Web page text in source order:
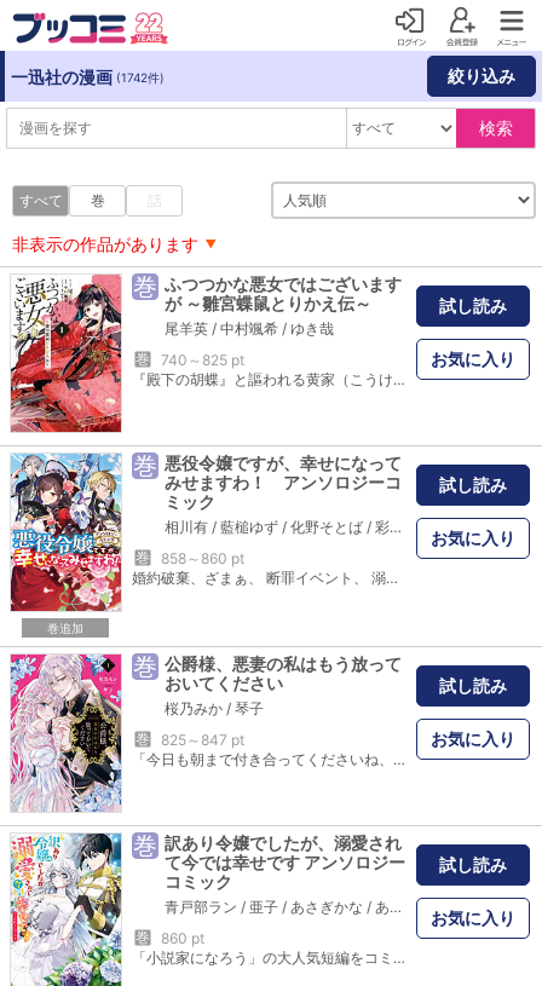
一迅社の漫画 (1742件) 絞り込み
検索
すべて 巻 話
非表示の作品があります
巻 ふつつかな悪女ではございます
が ～雛宮蝶鼠とりかえ伝～
尾羊英 / 中村颯希 / ゆき哉
巻
740～825 pt
『殿下の胡蝶』と謳われる黄家（こうけ）の雛女（ひめ）・玲琳（れいりん）は、宮中一の嫌われ者である朱家（しゅけ）の雛女（ひめ）・慧月（けいげつ）の手にかかり、互いの身体を入れ替えられてしまった。牢に入れられ、入れ替わりの事実は話せず、己を害した罪に問われ死を目前とする玲琳（れいりん）…と、思われたが。病弱ゆえ常に“死”と隣り合わせで過ごしてきた玲琳（れいりん）は、むしろ健康な身体を手に入れたことを喜んでしまい、持ち前の鋼メンタルで次々と逆境を乗り越えていく――!?
試し読み
お気に入り
巻追加
巻 悪役令嬢ですが、幸せになって
みせますわ！ アンソロジーコ
ミック
相川有 / 藍槌ゆず / 化野そとば / 彩戸ゆめ / ARATA
新星
巻
858～860 pt
婚約破棄、ざまぁ、 断罪イベント、 溺愛、王族、転生ヒロイン、追放END…悪役令嬢の魅力満載!! 小説家になろう発の人気悪役令嬢小説をコミカライズ!! ALLハッピーエンドの読み切り５本を収録!! LINEUP---------------------------------- カバーイラスト：まろ 「悪役令嬢は真実の愛を手にいれる」ほしの総明 原作:猫又どれみ 卒業パーティーで婚約破棄!? 「婚約破棄されて修道院に行くお嬢様の話」空倉シキジ 原作:結城暁 妹に婚約者を奪われ追放!? 「絶対に婚約破棄をしてみせます！～悪役令嬢に、私はなる！」黒榮ゆい 原作:麗伽空 婚約破棄の為に男爵令嬢をいじめ!? 「悪の華道を行きましょう」やましろ梅太 原作:真冬日 婚約破棄されハゲデブ親父と結婚!? 「悪役令嬢は第二王子の初恋に翻弄される」尾羊英 原作:水野沙彰 断罪された私の前に第二王子が現れ…。 ------------------------------------------------ 突然の婚約破棄、そして迫りくる断罪イベント…!! 王子に捨てられ、そしてこんな男と結婚…!? 婚約者たちは可憐な妹に夢中!? 婚約破棄された悪役令嬢に手を差し伸べるのは…!? 危機的状況からはじまる悪役令嬢たちの物語の結末は…ALLハッピーエンドです♪ 『小説家になろう』の人気読み切り作品ばかりを集めた満足感いっぱいの悪役令嬢アンソロジー!!
試し読み
お気に入り
巻 公爵様、悪妻の私はもう放って
おいてください
桜乃みか / 琴子
巻
825～847 pt
「今日も朝まで付き合ってくださいね、俺の奥さん？」悪妻に転生したはずなのに、どうして愛おしそうな目で見てくるの――!?ある日気づいたら、昔読んだ小説の悪妻キャラ・イルゼになっていた。主人公のギルバートに執着し、ヒロインとの仲を邪魔するイルゼの結末は、娼館落ちという悲惨なもの。そんなバッドエンドを回避すべく、ギルバートとの円満離婚を思い立つ。しかしギルバートは離婚に応じず、ある晩、寝室に現れて――…!?「その泣き顔は悪くない」「せいぜいそのまま嫌がるフリをしていてください」踏んだり蹴ったり抱かれたり(?)で散々な悪妻イルゼとクールなドS公爵の恋模様にときめき必至のラブコメディ第１巻！
試し読み
お気に入り
巻 訳あり令嬢でしたが、溺愛され
て今では幸せです アンソロジー
コミック
青戸部ラン / 亜子 / あさぎかな / あさここの /朝野りょう
巻
860 pt
「小説家になろう」の大人気短編をコミカライズ！ 不遇な令嬢が愛されて幸せになるシンデレラストーリーを集めた「小説家になろう」発アンソロジー！ 溺愛系ピュアラブ読み切り5編を収録♡ ＜収録作品＞「私あの時、不幸でよかったです。」漫画：亜子 原作：殿水結子/「奪われ続けた令嬢は虹乙女と呼ばれた」漫画：宛 原作：花散ここ/「姉が駆け落ちしましたので。」漫画：高岡れん 原作：月/「貧乏令嬢はジャムを煮る ～妹の代わりに辺境伯に嫁ぐことになった平凡な貧乏子爵の令嬢ですが、このたび旦那様に溺愛されてスローライフを堪能することになりました～」漫画：七十 原作：咲倉未来/「奪われ令嬢は星にキスを捧げる」漫画：黛けい 原作：長月おと
試し読み
お気に入り